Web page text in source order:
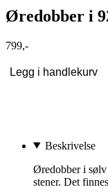
Øredobber i
799,-
Legg i handlekurv
Beskrivelse
Øredobber i sølv
stener. Det